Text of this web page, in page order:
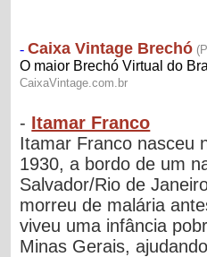
- Itamar Franco
Itamar Franco nasceu
1930, a bordo de um
Salvador/Rio de
morreu de malária
viveu uma infância
Minas Gerais,